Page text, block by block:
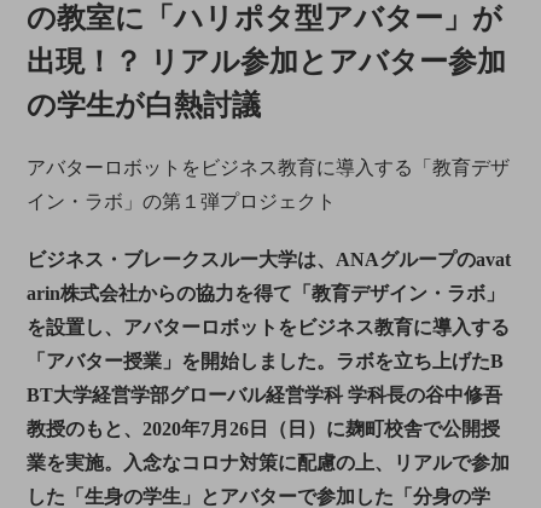
の教室に「ハリポタ型アバター」が
出現！？ リアル参加とアバター参加
の学生が白熱討議
アバターロボットをビジネス教育に導入する「教育デザ
イン・ラボ」の第１弾プロジェクト
ビジネス・ブレークスルー大学は、ANAグループのavat
arin株式会社からの協力を得て「教育デザイン・ラボ」
を設置し、アバターロボットをビジネス教育に導入する
「アバター授業」を開始しました。ラボを立ち上げたB
BT大学経営学部グローバル経営学科 学科長の谷中修吾
教授のもと、2020年7月26日（日）に麹町校舎で公開授
業を実施。入念なコロナ対策に配慮の上、リアルで参加
した「生身の学生」とアバターで参加した「分身の学